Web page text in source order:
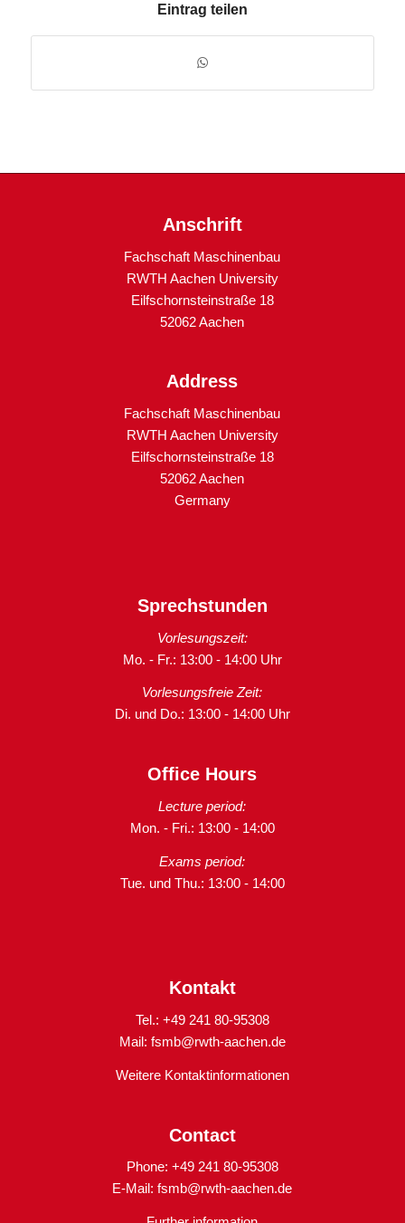
Eintrag teilen
Anschrift
Fachschaft Maschinenbau
RWTH Aachen University
Eilfschornsteinstraße 18
52062 Aachen
Address
Fachschaft Maschinenbau
RWTH Aachen University
Eilfschornsteinstraße 18
52062 Aachen
Germany
Sprechstunden
Vorlesungszeit:
Mo. - Fr.: 13:00 - 14:00 Uhr
Vorlesungsfreie Zeit:
Di. und Do.: 13:00 - 14:00 Uhr
Office Hours
Lecture period:
Mon. - Fri.: 13:00 - 14:00
Exams period:
Tue. und Thu.: 13:00 - 14:00
Kontakt
Tel.: +49 241 80-95308
Mail: fsmb@rwth-aachen.de
Weitere Kontaktinformationen
Contact
Phone: +49 241 80-95308
E-Mail:fsmb@rwth-aachen.de